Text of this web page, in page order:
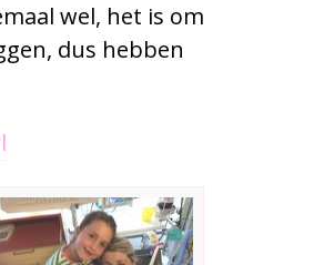
wel, het is om
dus hebben